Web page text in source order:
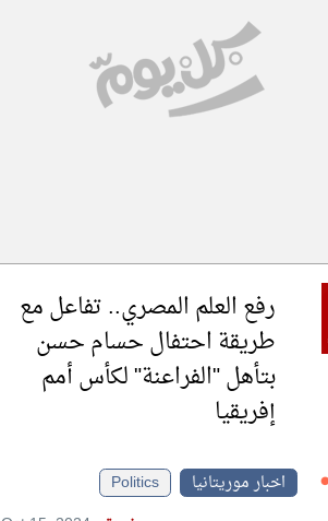
رفع العلم المصري.. تفاعل مع
طريقة احتفال حسام حسن
بتأهل "الفراعنة" لكأس أمم
إفريقيا
اخبار موريتانيا
Politics